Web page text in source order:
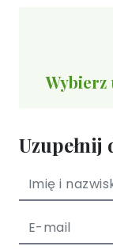
Wybierz
Uzupełnij